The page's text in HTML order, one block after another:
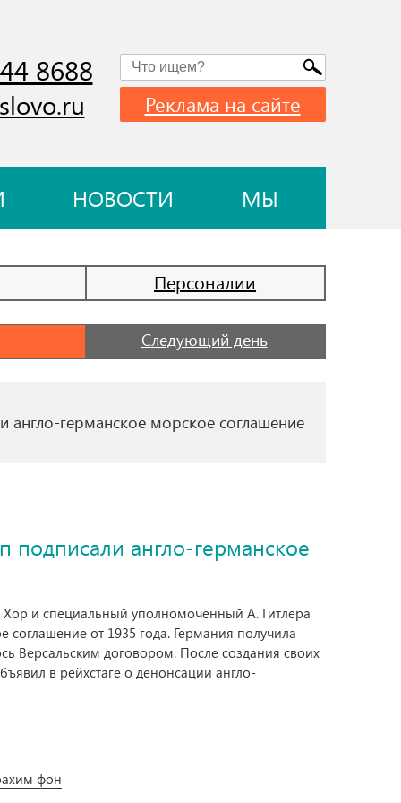
8688
Реклама на сайте
НОВОСТИ МЫ
Персоналии
Следующий день
германское морское соглашение
англо-германское
и специальный уполномоченный А. Гитлера
от 1935 года. Германия получила
Версальским договором. После создания своих
в рейхстаге о денонсации англо-
фон